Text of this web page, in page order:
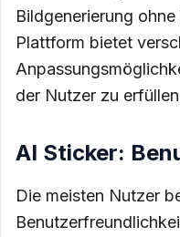
Bildgenerierung
Plattform bietet
der Nutzer zu
AI Sticker:
Die meisten Nutzer